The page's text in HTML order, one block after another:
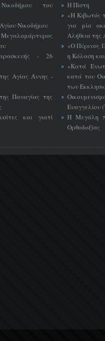
του
Νικοδήμου
- 26
Αγίας Άννης -
Παναγίας της
και γιατί
Η Πίστη
«H Κιβωτός
για μία
Αλήθεια της
«Ο Πύρινος
η Κόλαση
«Κατά
κατά του
των
Ευαγγελίου
Η Μεγάλη
Ορθοδοξίας